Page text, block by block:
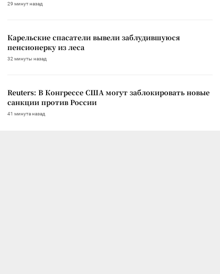
29 минут назад
Карельские спасатели вывели заблудившуюся
пенсионерку из леса
32 минуты назад
Reuters: В Конгрессе США могут заблокировать новые
санкции против России
41 минута назад